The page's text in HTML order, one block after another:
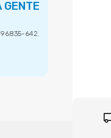
GENTE
642.